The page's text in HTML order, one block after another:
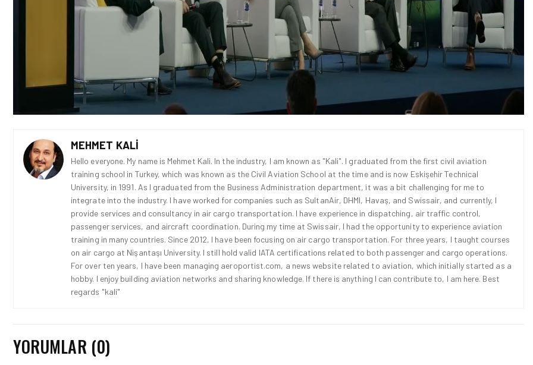
MEHMET KALI
Hello everyone. My name is Mehmet Kali. In the industry, I am known as "Kali". I graduated from the first civil aviation
training school in Turkey, which was known as the Civil Aviation School at the time and is now Eskişehir Technical
University, in 1991. As I graduated from the Business Administration department, it was a bit challenging for me to
integrate into the industry. I have worked for companies such as SultanAir, DHMI, Havaş, and Swissair, and currently, I
provide services and consultancy in air cargo transportation. I have experience in dispatching, air traffic control,
passenger services, and aircraft coordination. During my time at Swissair, I had the opportunity to experience aviation
training in many countries. Since 2012, I have been focusing on air cargo transportation. For three years, I taught courses
on air cargo at Nişantaşı University. I still hold valid IATA certifications related to both passenger and cargo operations.
For over ten years, I have been managing aeroportist.com, a news website related to aviation, which initially started as a
hobby. I enjoy building aviation networks and sharing knowledge. If there is anything I can contribute to, I am here. Best
regards "kali"
YORUMLAR (0)